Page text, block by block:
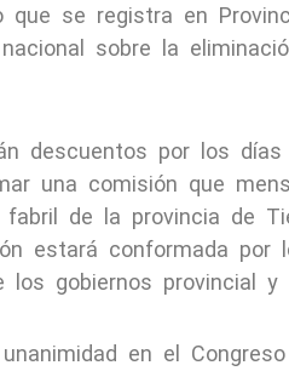
se registra en
sobre la
descuentos por los
una comisión que
de la provincia de
estará conformada por
los gobiernos provincial y
en el